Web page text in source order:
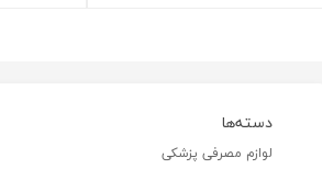
دسته‌ها
لوازم مصرفی پزشکی